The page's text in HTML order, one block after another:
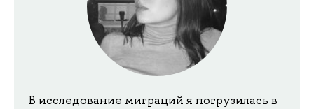
В исследование миграций я погрузилась в